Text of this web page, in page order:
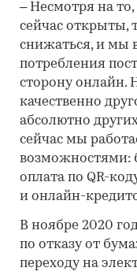
– Несмотря на
сейчас открыты,
снижаться, и мы
потребления
сторону онлайн.
качественно
абсолютно
сейчас мы
возможностями:
оплата по QR-
и онлайн-
В ноябре 2020
по отказу от
переходу на